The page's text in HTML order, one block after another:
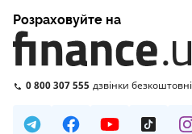
Розраховуйте на
0 800 307 555 дзвінки безкоштовні